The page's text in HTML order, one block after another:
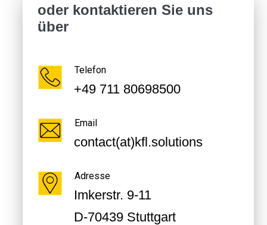
oder kontaktieren Sie uns
über
Telefon
+49 711 80698500
Email
contact(at)kfl.solutions
Adresse
Imkerstr. 9-11
D-70439 Stuttgart